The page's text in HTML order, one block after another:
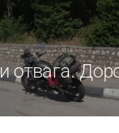
отвага.